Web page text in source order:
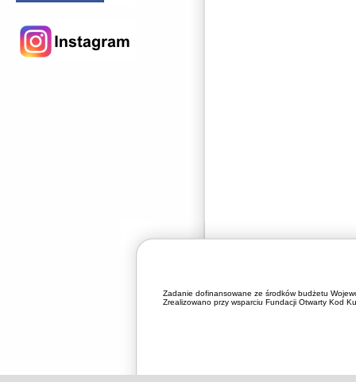
Zadanie dofinansowane ze środków budżetu
Zrealizowano przy wsparciu Fundacji Otwarty Kod